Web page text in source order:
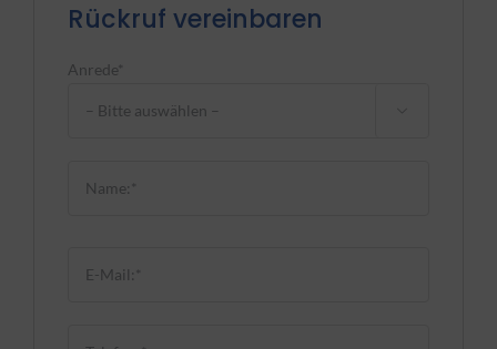
Rückruf vereinbaren
Anrede*